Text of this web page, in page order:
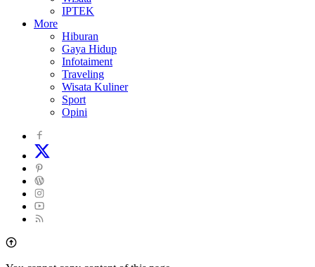
IPTEK
More
Hiburan
Gaya Hidup
Infotaiment
Traveling
Wisata Kuliner
Sport
Opini